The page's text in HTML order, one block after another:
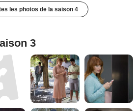
les photos de la saison 4
3